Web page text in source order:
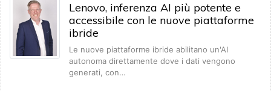
Lenovo, inferenza AI più potente e
accessibile con le nuove piattaforme
ibride
Le nuove piattaforme ibride abilitano un'AI
autonoma direttamente dove i dati vengono
generati, con…